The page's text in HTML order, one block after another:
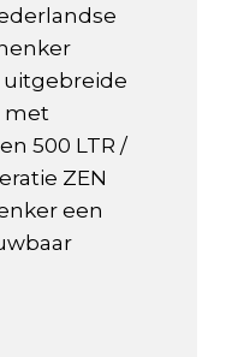
met
500 LTR /
ZEN
een